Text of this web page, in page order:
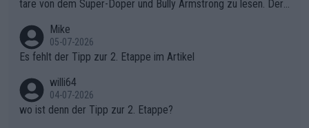
war das Loch zu Niewiadoma bereits zu groß, um es im Allein
en.Teurer Sekundenpoker: Die Quittung sind nun 15 Sekunden
Rückstand im Gesamtklassement – ein Polster, das Niewiado
gibt. Diese Etappe wird sicher als der psychologische Wendep
unkt dieser Tour in die Geschichte eingehen. Wenn man bei so
einem harten Aufstieg einmal den Moment verpasst und der K
tare von dem Super-Doper und Bully Armstrong zu lesen. Der
r die gehört nicht in dieses Medium!
Mike
05-07-2026
Es fehlt der Tipp zur 2. Etappe im Artikel
willi64
04-07-2026
wo ist denn der Tipp zur 2. Etappe?